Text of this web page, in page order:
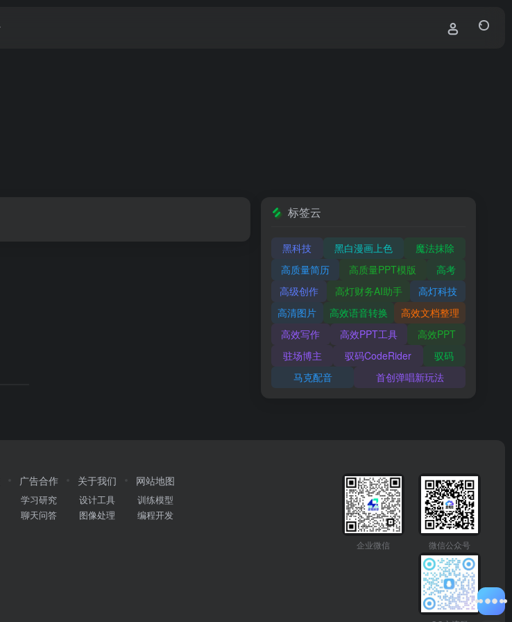
标签云
黑科技 黑白漫画上色
魔法抹除
高质量简历
高质量PPT模版
高考
高级创作
高灯财务AI助手
高灯科技
高清图片
高效语音转换
高效文档整理
高效写作
高效PPT工具
高效PPT
驻场博主
驭码CodeRider
驭码
马克配音
首创弹唱新玩法
广告合作
学习研究
聊天问答
关于我们
设计工具
图像处理
网站地图
训练模型
编程开发
企业微信 微信公众号